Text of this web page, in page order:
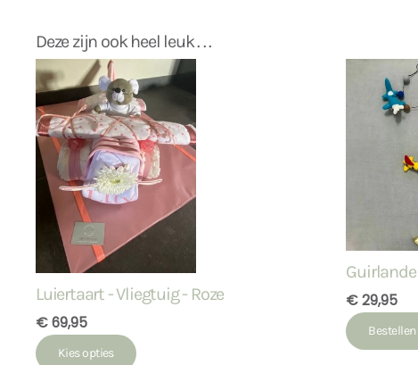
Deze zijn ook heel leuk . . .
Luiertaart - Vliegtuig - Roze
€ 69,95
Kies opties
€ 29,95
Bestellen